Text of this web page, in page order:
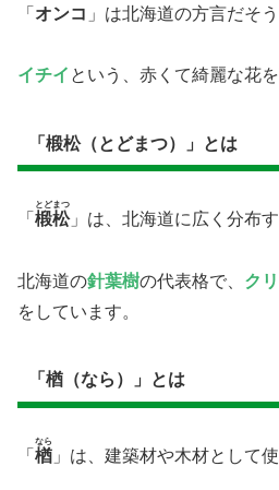
「 オンコ 」は北海道の方言だそう
イチイ という、赤くて綺麗な花
「椴松（とどまつ）」とは
「 椴松
とどまつ
」は、北海道に広く分布
北海道の針葉樹の代表格で、 ク
をしています。
「楢（なら）」とは
「 楢
なら
」は、建築材や木材として